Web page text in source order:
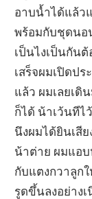
อาบน้ำได้แล้ว
พร้อมกับชุดนอ
เป็นไงเป็นกัน
เสร็จผมเปิดป
แล้ว ผมเลยเดิ
ก็ได้ น้าเว้นที
นึงผมได้ยินเสี
น้าต่าย ผมแอ
กับแตงกวาลูก
รูดขึ้นลงอย่าง